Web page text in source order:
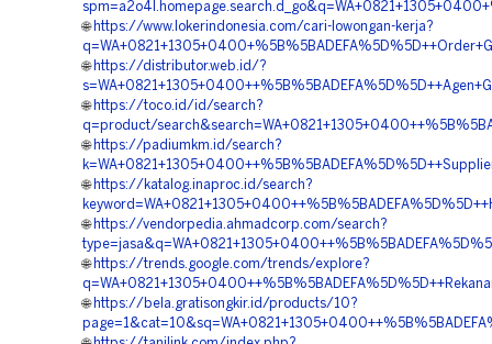
🌐 https://www.lokerindonesia.com/cari-lowongan-kerja?
🌐 https://distributor.web.id/?
🌐 https://toco.id/id/search?
q=product/
🌐 https://padiumkm.id/search?
🌐 https://katalog.inaproc.id/search?
🌐 https://vendorpedia.ahmadcorp.com/search?
🌐 https://trends.google.com/trends/explore?
🌐 https://bela.gratisongkir.id/products/10?